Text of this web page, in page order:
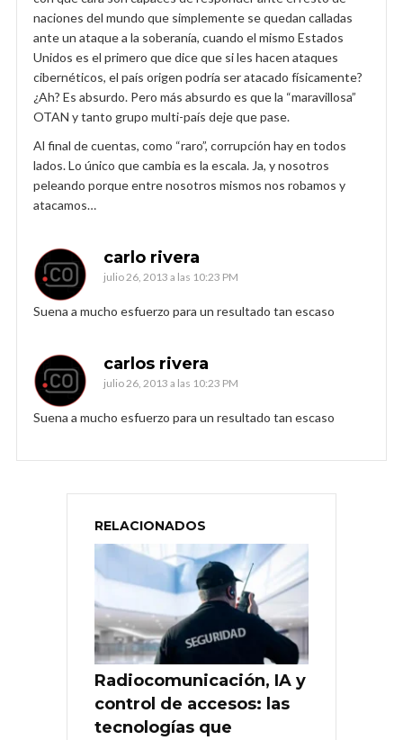
naciones del mundo que simplemente se quedan calladas
ante un ataque a la soberanía, cuando el mismo Estados
Unidos es el primero que dice que si les hacen ataques
cibernéticos, el país origen podría ser atacado físicamente?
¿Ah? Es absurdo. Pero más absurdo es que la “maravillosa”
OTAN y tanto grupo multi-país deje que pase.
Al final de cuentas, como “raro”, corrupción hay en todos
lados. Lo único que cambia es la escala. Ja, y nosotros
peleando porque entre nosotros mismos nos robamos y
atacamos…
carlo rivera
julio 26, 2013 a las 10:23 PM
Suena a mucho esfuerzo para un resultado tan escaso
carlos rivera
julio 26, 2013 a las 10:23 PM
Suena a mucho esfuerzo para un resultado tan escaso
RELACIONADOS
Radiocomunicación, IA y
control de accesos: las
tecnologías que